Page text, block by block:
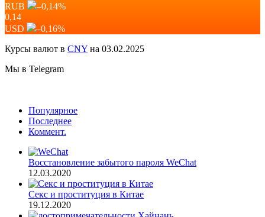
RUB
–0,14%
0,14
USD
–0,16%
Курсы валют в CNY на 03.02.2025
Мы в Telegram
Популярное
Последнее
Коммент.
Восстановление забытого пароля WeChat
12.03.2020
Секс и проституция в Китае
19.12.2020